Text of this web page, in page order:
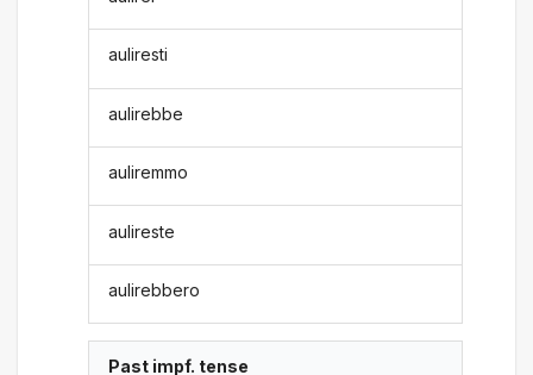
auliresti
aulirebbe
auliremmo
aulireste
aulirebbero
Past impf. tense